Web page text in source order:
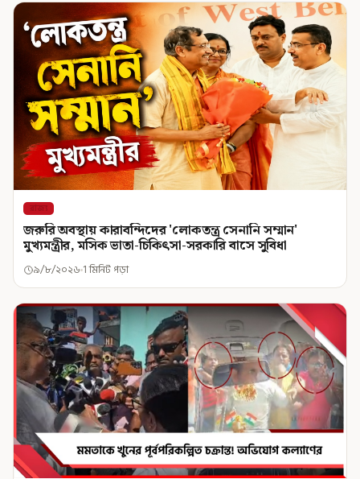
রাজ্য
জরুরি অবস্থায় কারাবন্দিদের 'লোকতন্ত্র সেনানি সম্মান'
মুখ্যমন্ত্রীর, মসিক ভাতা-চিকিৎসা-সরকারি বাসে সুবিধা
৯/৮/২০২৬ 1 মিনিট পড়া